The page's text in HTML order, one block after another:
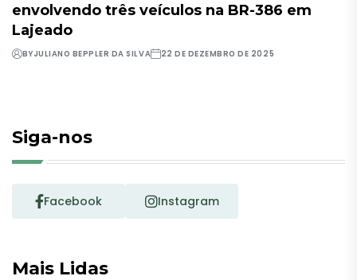
envolvendo três veículos na BR-386 em
Lajeado
BYJULIANO BEPPLER DA SILVA 22 DE DEZEMBRO DE 2025
Siga-nos
Facebook Instagram
Mais Lidas